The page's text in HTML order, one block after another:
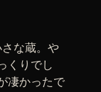
な蔵。や
くりでし
凄かったで